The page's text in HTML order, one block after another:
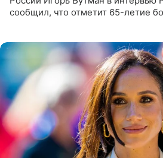
сообщил, что отметит 65-летие